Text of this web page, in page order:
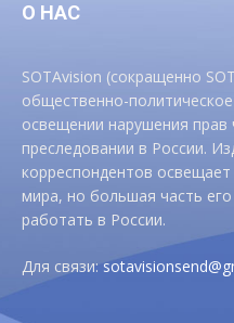
О НАС
SOTAvision (сокращенно
общественно-
освещении нарушения прав
преследовании в России.
корреспондентов
мира, но большая часть
работать в России.
Для связи: